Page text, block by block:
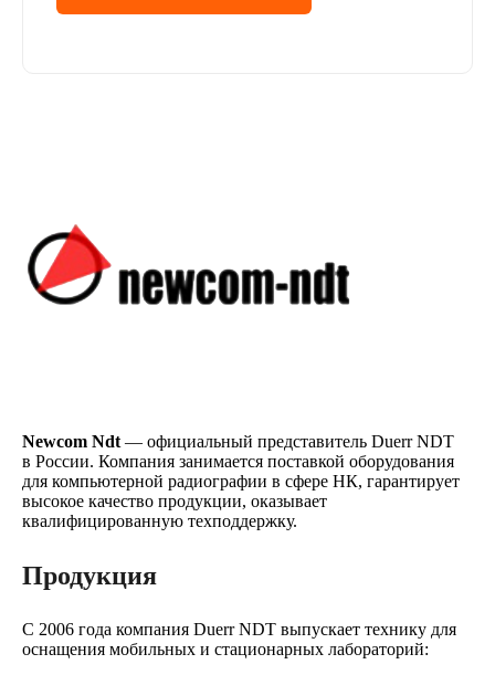
Newcom Ndt — официальный представитель Duerr NDT
в России. Компания занимается поставкой оборудования
для компьютерной радиографии в сфере НК, гарантирует
высокое качество продукции, оказывает
квалифицированную техподдержку.
Продукция
С 2006 года компания Duerr NDT выпускает технику для
оснащения мобильных и стационарных лабораторий: